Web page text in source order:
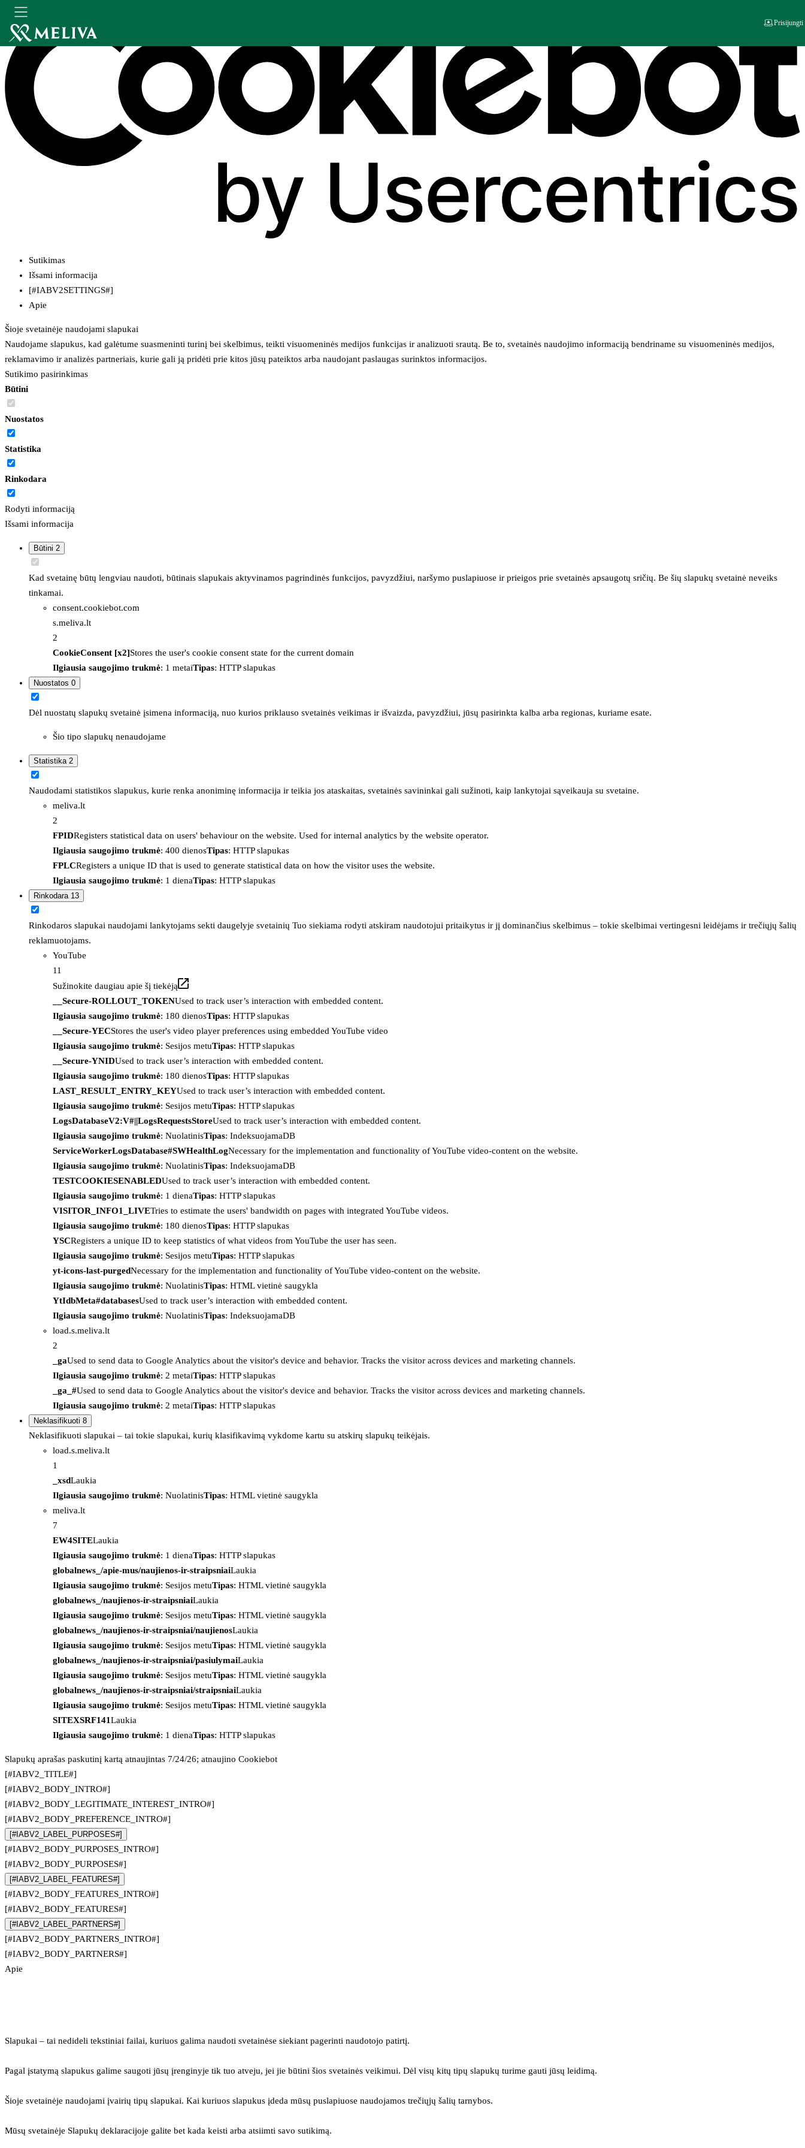
Sutikimas
Išsami informacija
[#IABV2SETTINGS#]
Apie
Šioje svetainėje naudojami slapukai
Naudojame slapukus, kad galėtume suasmeninti turinį bei skelbimus, teikti visuomeninės medijos funkcijas ir analizuoti srautą. Be to, svetainės naudojimo informaciją bendriname su visuomeninės medijos,
reklamavimo ir analizės partneriais, kurie gali ją pridėti prie kitos jūsų pateiktos arba naudojant paslaugas surinktos informacijos.
Sutikimo pasirinkimas
Būtini
Nuostatos
Statistika
Rinkodara
Rodyti informaciją
Išsami informacija
Būtini 2
Kad svetainę būtų lengviau naudoti, būtinais slapukais aktyvinamos pagrindinės funkcijos, pavyzdžiui, naršymo puslapiuose ir prieigos prie svetainės apsaugotų sričių. Be šių slapukų svetainė neveiks
tinkamai.
consent.cookiebot.com
s.meliva.lt
2
CookieConsent [x2]Stores the user's cookie consent state for the current domain
Ilgiausia saugojimo trukmė: 1 metaiTipas: HTTP slapukas
Nuostatos 0
Dėl nuostatų slapukų svetainė įsimena informaciją, nuo kurios priklauso svetainės veikimas ir išvaizda, pavyzdžiui, jūsų pasirinkta kalba arba regionas, kuriame esate.
Šio tipo slapukų nenaudojame
Statistika 2
Naudodami statistikos slapukus, kurie renka anoniminę informacija ir teikia jos ataskaitas, svetainės savininkai gali sužinoti, kaip lankytojai sąveikauja su svetaine.
meliva.lt
2
FPIDRegisters statistical data on users' behaviour on the website. Used for internal analytics by the website operator.
Ilgiausia saugojimo trukmė: 400 dienosTipas: HTTP slapukas
FPLCRegisters a unique ID that is used to generate statistical data on how the visitor uses the website.
Ilgiausia saugojimo trukmė: 1 dienaTipas: HTTP slapukas
Rinkodara 13
Rinkodaros slapukai naudojami lankytojams sekti daugelyje svetainių Tuo siekiama rodyti atskiram naudotojui pritaikytus ir jį dominančius skelbimus – tokie skelbimai vertingesni leidėjams ir trečiųjų šalių
reklamuotojams.
YouTube
11
Sužinokite daugiau apie šį tiekėją
__Secure-ROLLOUT_TOKENUsed to track user’s interaction with embedded content.
Ilgiausia saugojimo trukmė: 180 dienosTipas: HTTP slapukas
__Secure-YECStores the user's video player preferences using embedded YouTube video
Ilgiausia saugojimo trukmė: Sesijos metuTipas: HTTP slapukas
__Secure-YNIDUsed to track user’s interaction with embedded content.
Ilgiausia saugojimo trukmė: 180 dienosTipas: HTTP slapukas
LAST_RESULT_ENTRY_KEYUsed to track user’s interaction with embedded content.
Ilgiausia saugojimo trukmė: Sesijos metuTipas: HTTP slapukas
LogsDatabaseV2:V#||LogsRequestsStoreUsed to track user’s interaction with embedded content.
Ilgiausia saugojimo trukmė: NuolatinisTipas: IndeksuojamaDB
ServiceWorkerLogsDatabase#SWHealthLogNecessary for the implementation and functionality of YouTube video-content on the website.
Ilgiausia saugojimo trukmė: NuolatinisTipas: IndeksuojamaDB
TESTCOOKIESENABLEDUsed to track user’s interaction with embedded content.
Ilgiausia saugojimo trukmė: 1 dienaTipas: HTTP slapukas
VISITOR_INFO1_LIVETries to estimate the users' bandwidth on pages with integrated YouTube videos.
Ilgiausia saugojimo trukmė: 180 dienosTipas: HTTP slapukas
YSCRegisters a unique ID to keep statistics of what videos from YouTube the user has seen.
Ilgiausia saugojimo trukmė: Sesijos metuTipas: HTTP slapukas
yt-icons-last-purgedNecessary for the implementation and functionality of YouTube video-content on the website.
Ilgiausia saugojimo trukmė: NuolatinisTipas: HTML vietinė saugykla
YtIdbMeta#databasesUsed to track user’s interaction with embedded content.
Ilgiausia saugojimo trukmė: NuolatinisTipas: IndeksuojamaDB
load.s.meliva.lt
2
_gaUsed to send data to Google Analytics about the visitor's device and behavior. Tracks the visitor across devices and marketing channels.
Ilgiausia saugojimo trukmė: 2 metaiTipas: HTTP slapukas
_ga_#Used to send data to Google Analytics about the visitor's device and behavior. Tracks the visitor across devices and marketing channels.
Ilgiausia saugojimo trukmė: 2 metaiTipas: HTTP slapukas
Neklasifikuoti 8
Neklasifikuoti slapukai – tai tokie slapukai, kurių klasifikavimą vykdome kartu su atskirų slapukų teikėjais.
load.s.meliva.lt
1
_xsdLaukia
Ilgiausia saugojimo trukmė: NuolatinisTipas: HTML vietinė saugykla
meliva.lt
7
EW4SITELaukia
Ilgiausia saugojimo trukmė: 1 dienaTipas: HTTP slapukas
globalnews_/apie-mus/naujienos-ir-straipsniaiLaukia
Ilgiausia saugojimo trukmė: Sesijos metuTipas: HTML vietinė saugykla
globalnews_/naujienos-ir-straipsniaiLaukia
Ilgiausia saugojimo trukmė: Sesijos metuTipas: HTML vietinė saugykla
globalnews_/naujienos-ir-straipsniai/naujienosLaukia
Ilgiausia saugojimo trukmė: Sesijos metuTipas: HTML vietinė saugykla
globalnews_/naujienos-ir-straipsniai/pasiulymaiLaukia
Ilgiausia saugojimo trukmė: Sesijos metuTipas: HTML vietinė saugykla
globalnews_/naujienos-ir-straipsniai/straipsniaiLaukia
Ilgiausia saugojimo trukmė: Sesijos metuTipas: HTML vietinė saugykla
SITEXSRF141Laukia
Ilgiausia saugojimo trukmė: 1 dienaTipas: HTTP slapukas
Slapukų aprašas paskutinį kartą atnaujintas 7/24/26; atnaujino Cookiebot
[#IABV2_TITLE#]
[#IABV2_BODY_INTRO#]
[#IABV2_BODY_LEGITIMATE_INTEREST_INTRO#]
[#IABV2_BODY_PREFERENCE_INTRO#]
[#IABV2_LABEL_PURPOSES#]
[#IABV2_BODY_PURPOSES_INTRO#]
[#IABV2_BODY_PURPOSES#]
[#IABV2_LABEL_FEATURES#]
[#IABV2_BODY_FEATURES_INTRO#]
[#IABV2_BODY_FEATURES#]
[#IABV2_LABEL_PARTNERS#]
[#IABV2_BODY_PARTNERS_INTRO#]
[#IABV2_BODY_PARTNERS#]
Apie
Slapukai – tai nedideli tekstiniai failai, kuriuos galima naudoti svetainėse siekiant pagerinti naudotojo patirtį.
Pagal įstatymą slapukus galime saugoti jūsų įrenginyje tik tuo atveju, jei jie būtini šios svetainės veikimui. Dėl visų kitų tipų slapukų turime gauti jūsų leidimą.
Šioje svetainėje naudojami įvairių tipų slapukai. Kai kuriuos slapukus įdeda mūsų puslapiuose naudojamos trečiųjų šalių tarnybos.
Mūsų svetainėje Slapukų deklaracijoje galite bet kada keisti arba atsiimti savo sutikimą.
Prisijungti